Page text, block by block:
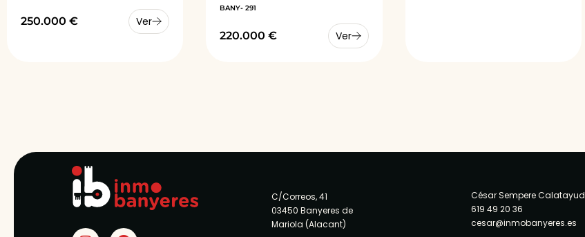
250.000 € Ver
BANY- 291
220.000 € Ver
C/Correos, 41
03450 Banyeres de
Mariola (Alacant)
César Sempere Calatayud
619 49 20 36
cesar@inmobanyeres.es